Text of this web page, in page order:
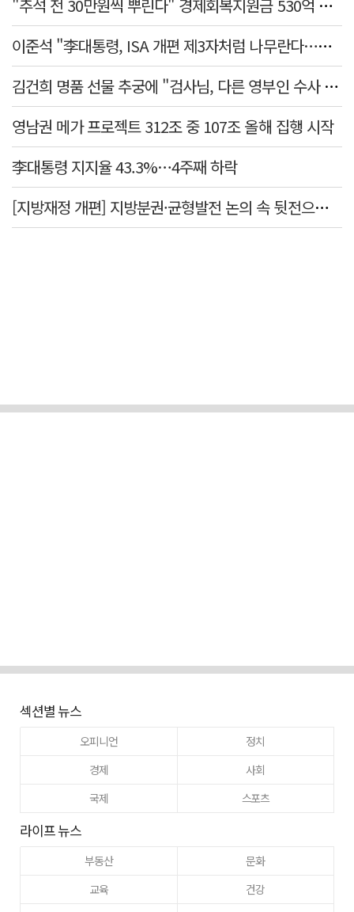
"추석 전 30만원씩 뿌린다" 경제회복지원금 530억 논란 터진 지자체
이준석 "李대통령, ISA 개편 제3자처럼 나무란다…조직 수장 결격"
김건희 명품 선물 추궁에 "검사님, 다른 영부인 수사 다 해봤느냐" 발끈
영남권 메가 프로젝트 312조 중 107조 올해 집행 시작
李대통령 지지율 43.3%…4주째 하락
[지방재정 개편] 지방분권·균형발전 논의 속 뒷전으로 밀린 '재정분권'
섹션별 뉴스
오피니언
정치
경제
사회
국제
스포츠
라이프 뉴스
부동산
문화
교육
건강